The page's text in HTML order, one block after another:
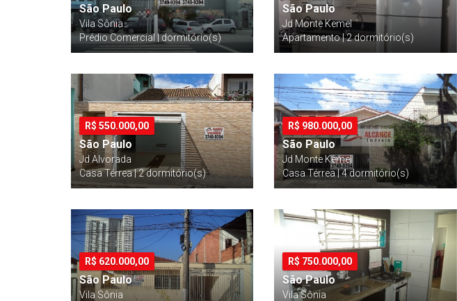
São Paulo
Vila Sônia
Prédio Comercial | dormitório(s)
São Paulo
Jd Monte Kemel
Apartamento | 2 dormitório(s)
R$ 550.000,00
São Paulo
Jd Alvorada
Casa Térrea | 2 dormitório(s)
R$ 980.000,00
São Paulo
Jd Monte Kemel
Casa Térrea | 4 dormitório(s)
R$ 620.000,00
São Paulo
Vila Sônia
R$ 750.000,00
São Paulo
Vila Sônia